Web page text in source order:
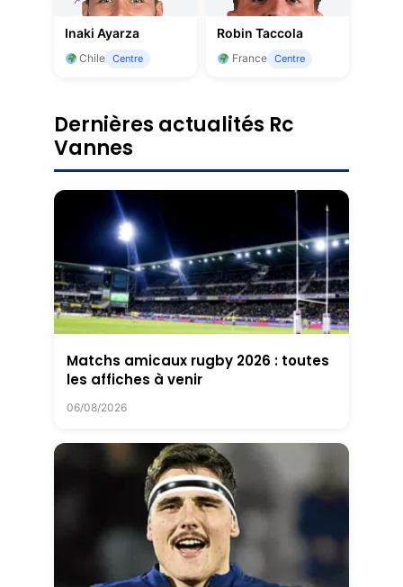
Inaki Ayarza
Chile Centre
Robin Taccola
France Centre
Dernières actualités Rc
Vannes
Matchs amicaux rugby 2026 : toutes
les affiches à venir
06/08/2026